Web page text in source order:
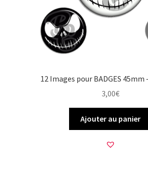
12 Images pour BADGES 45mm
3,00€
Ajouter au panier